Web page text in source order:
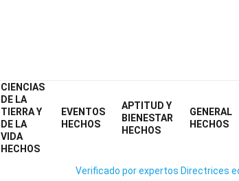
CIENCIAS
DE LA
TIERRA Y
DE LA
VIDA
HECHOS
EVENTOS
HECHOS
APTITUD Y
BIENESTAR
HECHOS
GENERAL
HECHOS
y ArtesHechos
Sobre Wall Street
Verificado por expertos Directrices